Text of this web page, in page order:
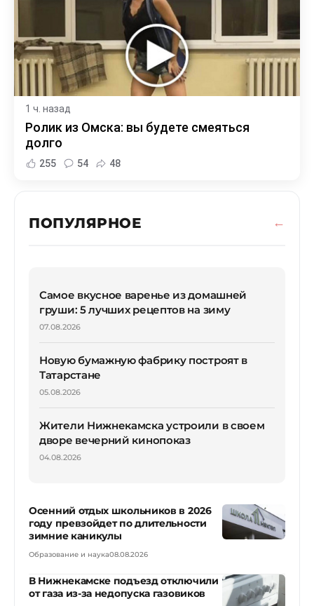
1 ч. назад
Ролик из Омска: вы будете смеяться
долго
255 54 48
ПОПУЛЯРНОЕ
Самое вкусное варенье из домашней
груши: 5 лучших рецептов на зиму
07.08.2026
Новую бумажную фабрику построят в
Татарстане
05.08.2026
Жители Нижнекамска устроили в своем
дворе вечерний кинопоказ
04.08.2026
Осенний отдых школьников в 2026
году превзойдет по длительности
зимние каникулы
Образование и наука08.08.2026
В Нижнекамске подъезд отключили
от газа из-за недопуска газовиков